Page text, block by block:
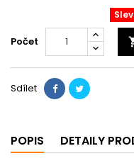
Počet
Sdílet
POPIS DETAILY